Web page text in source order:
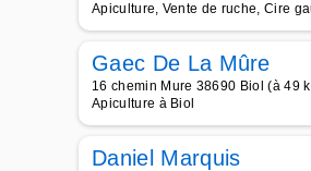
Apiculture, Vente de ruche, Cire
Gaec De La Mûre
16 chemin Mure 38690 Biol (à 49
Apiculture à Biol
Daniel Marquis